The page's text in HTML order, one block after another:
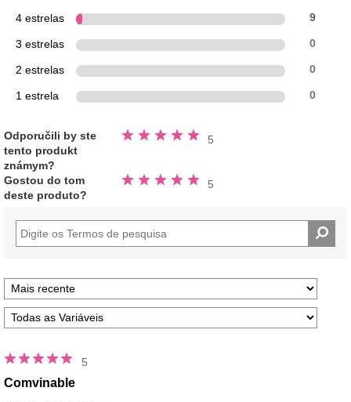
4 estrelas 9
3 estrelas 0
2 estrelas 0
1 estrela 0
Odporučili by ste
tento produkt
známym?
5
Avaliado
5.0
estrelas
Gostou do tom
deste produto?
5
Avaliado
5.0
estrelas
5
Comvinable